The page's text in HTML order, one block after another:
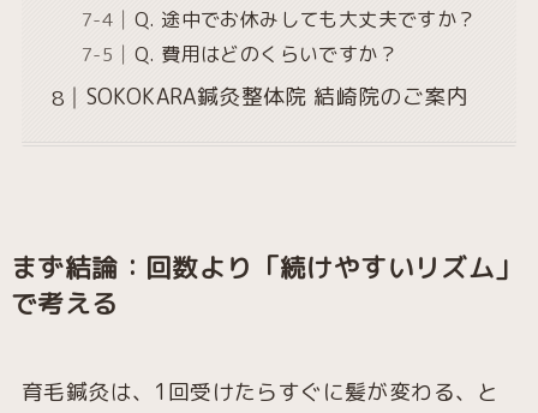
Q. 途中でお休みしても大丈夫ですか？
Q. 費用はどのくらいですか？
SOKOKARA鍼灸整体院 結崎院のご案内
まず結論：回数より「続けやすいリズム」
で考える
育毛鍼灸は、1回受けたらすぐに髪が変わる、と